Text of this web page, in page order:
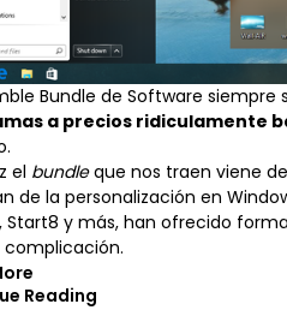
Bundle de Software siempre
a precios ridiculamente
el bundleque nos traen viene
de la personalización en
Start8 y más, han ofrecido
Reading